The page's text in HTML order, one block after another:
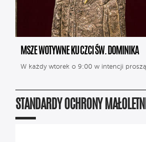
MSZE WOTYWNE KU CZCI ŚW. DOMINIKA
W każdy wtorek o 9:00 w intencji
STANDARDY OCHRONY